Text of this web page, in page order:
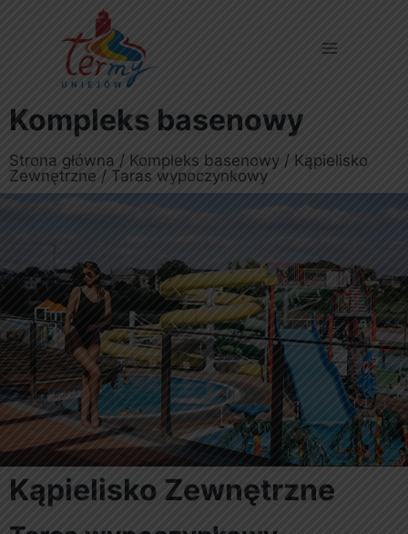
Kompleks basenowy
Strona główna / Kompleks basenowy / Kąpielisko
Zewnętrzne / Taras wypoczynkowy
Kąpielisko Zewnętrzne